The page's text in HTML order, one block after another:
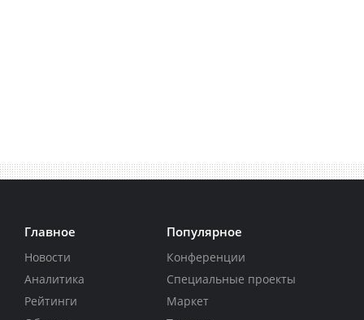
Главное
Новости
Аналитика
Рейтинги
Популярное
Конференции
Специальные проекты
Маркет